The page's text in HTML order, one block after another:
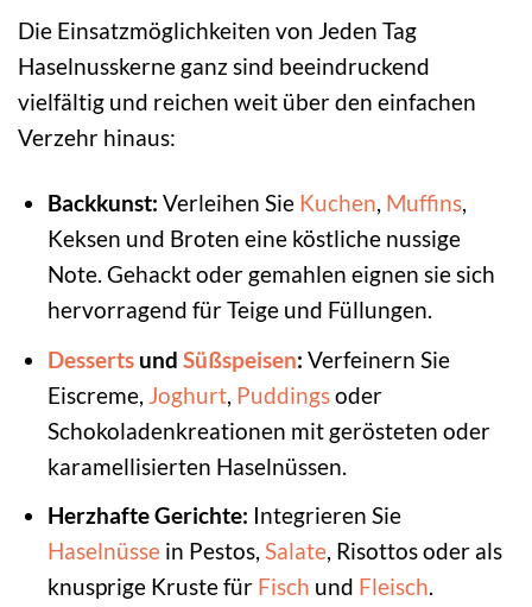
Die Einsatzmöglichkeiten von Jeden Tag
Haselnusskerne ganz sind beeindruckend
vielfältig und reichen weit über den einfachen
Verzehr hinaus:
Backkunst: Verleihen Sie Kuchen, Muffins,
Keksen und Broten eine köstliche nussige
Note. Gehackt oder gemahlen eignen sie sich
hervorragend für Teige und Füllungen.
Dessertsund Süßspeisen: Verfeinern Sie
Eiscreme, Joghurt, Puddingsoder
Schokoladenkreationen mit gerösteten oder
karamellisierten Haselnüssen.
Herzhafte Gerichte: Integrieren Sie
Haselnüssein Pestos, Salate, Risottos oder als
knusprige Kruste für Fisch und Fleisch.